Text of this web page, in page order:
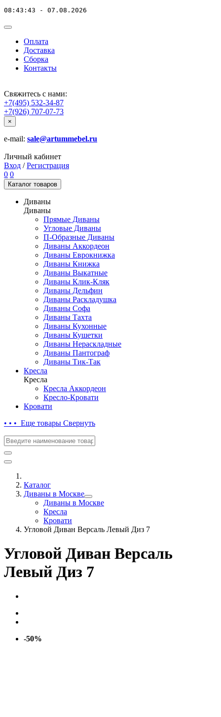
08:43:43 - 07.08.2026
Оплата
Доставка
Сборка
Контакты
Свяжитесь с нами:
+7(495) 532-34-87
+7(926) 707-07-73
×
e-mail: sale@artummebel.ru
Личный кабинет
Вход / Регистрация
0 0
Каталог товаров
Диваны
Диваны
Прямые Диваны
Угловые Диваны
П-Образные Диваны
Диваны Аккордеон
Диваны Еврокнижка
Диваны Книжка
Диваны Выкатные
Диваны Клик-Кляк
Диваны Дельфин
Диваны Раскладушка
Диваны Софа
Диваны Тахта
Диваны Кухонные
Диваны Кушетки
Диваны Нераскладные
Диваны Пантограф
Диваны Тик-Так
Кресла
Кресла
Кресла Аккордеон
Кресло-Кровати
Кровати
• • • Еще товары Свернуть
Каталог
Диваны в Москве
Диваны в Москве
Кресла
Кровати
Угловой Диван Версаль Левый Диз 7
Угловой Диван Версаль
Левый Диз 7
-50%